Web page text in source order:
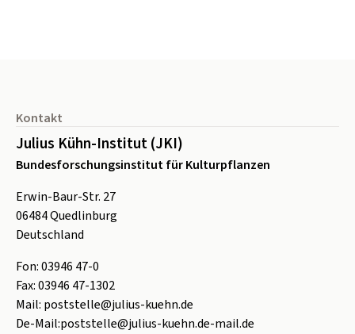
Kontakt
Julius Kühn-Institut (JKI)
Bundesforschungsinstitut für Kulturpflanzen
Erwin-Baur-Str. 27
06484Quedlinburg
Deutschland
Fon:03946 47-0
Fax:03946 47-1302
Mail: poststelle@julius-kuehn.de
De-Mail:poststelle@julius-kuehn.de-mail.de